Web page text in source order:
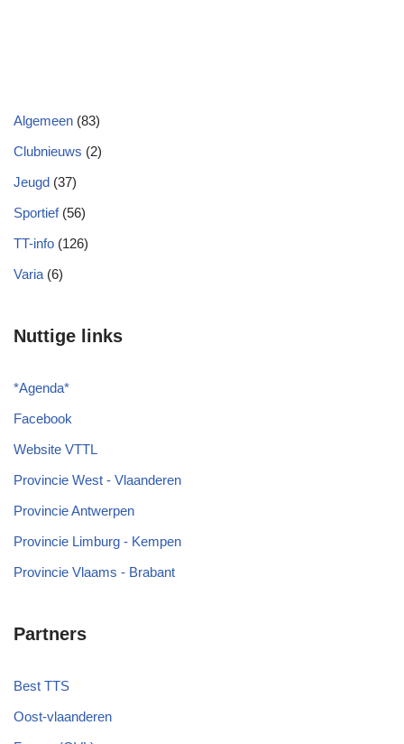
Algemeen (83)
Clubnieuws (2)
Jeugd (37)
Sportief(56)
TT-info (126)
Varia (6)
Nuttige links
*Agenda*
Facebook
Website VTTL
Provincie West - Vlaanderen
Provincie Antwerpen
Provincie Limburg - Kempen
Provincie Vlaams - Brabant
Partners
Best TTS
Oost-vlaanderen